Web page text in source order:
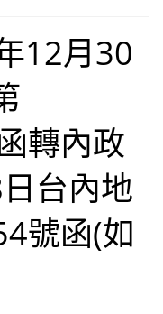
12月30
轉內政
台內地
號函(如